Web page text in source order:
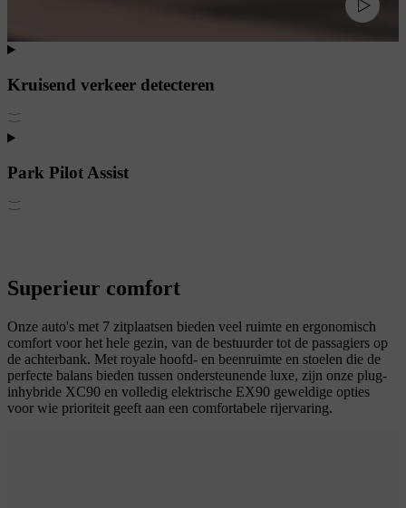
Kruisend verkeer detecteren
Park Pilot Assist
Superieur comfort
Onze auto's met 7 zitplaatsen bieden veel ruimte en ergonomisch
comfort voor het hele gezin, van de bestuurder tot de passagiers op
de achterbank. Met royale hoofd- en beenruimte en stoelen die de
perfecte balans bieden tussen ondersteunende luxe, zijn onze plug-
inhybride XC90 en volledig elektrische EX90 geweldige opties
voor wie prioriteit geeft aan een comfortabele rijervaring.